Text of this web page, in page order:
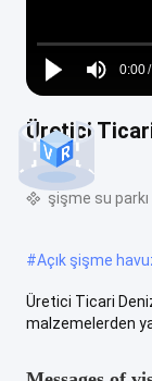
Play
Mute
Time
0:00/
Loaded:
0%
Üretici Ticari
şişme su parkı
#Açık şişme
Üretici Ticari Deniz
malzemelerden